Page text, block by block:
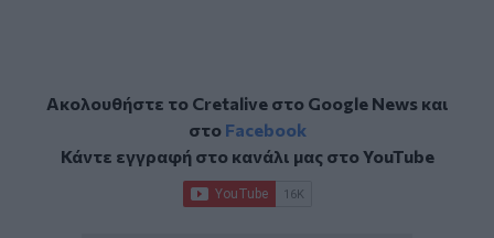
Ακολουθήστε το Cretalive στο Google Newsκαι
στο Facebook
Κάντε εγγραφή στο κανάλι μας στοYouTube